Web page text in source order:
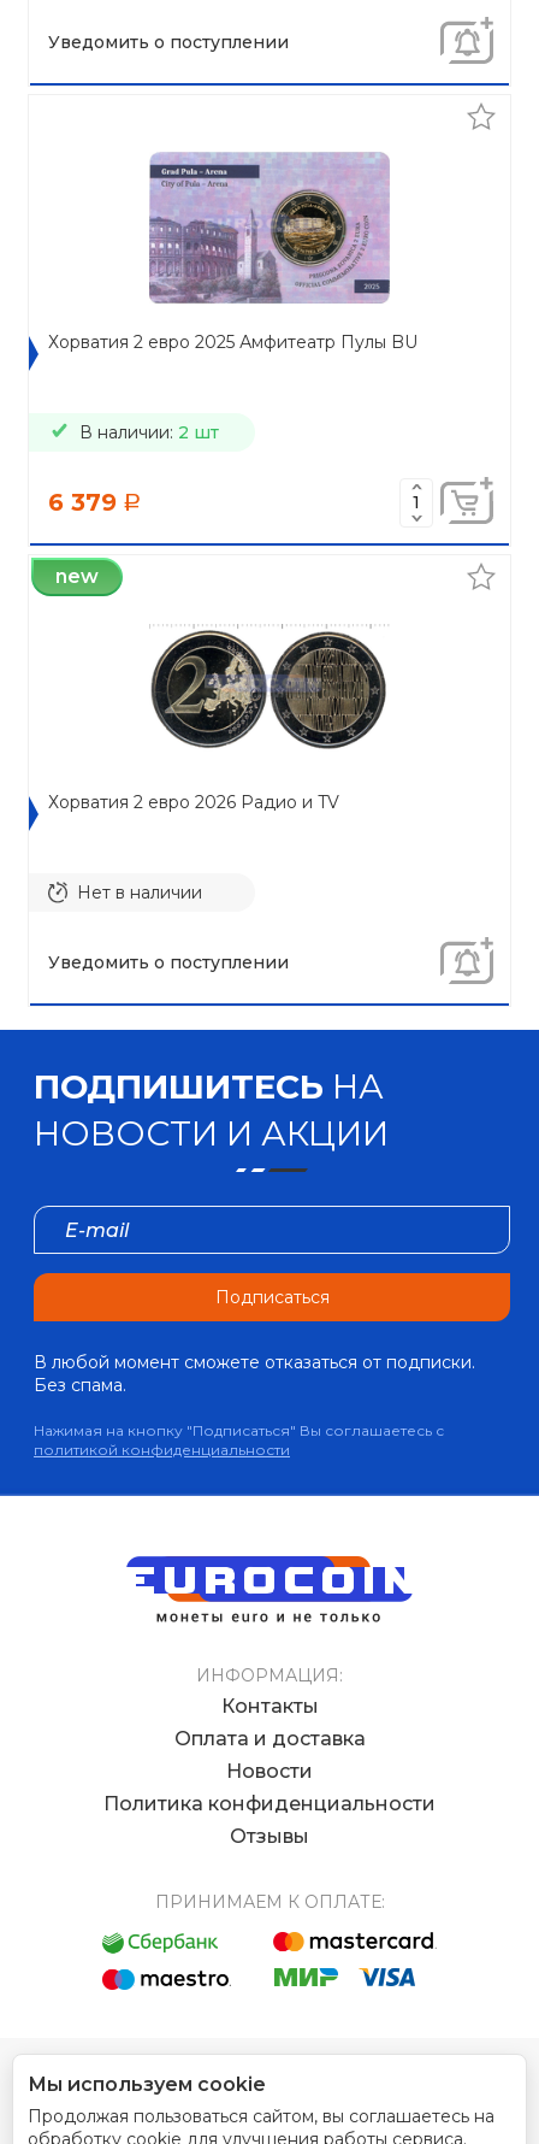
Уведомить о поступлении
Хорватия 2 евро 2025 Амфитеатр Пулы BU
В наличии: 2 шт
6 379 a
new
Хорватия 2 евро 2026 Радио и TV
Нет в наличии
Уведомить о поступлении
ПОДПИШИТЕСЬ НА
НОВОСТИ И АКЦИИ
Подписаться
В любой момент сможете отказаться от подписки.
Без спама.
Нажимая на кнопку "Подписаться" Вы соглашаетесь с
политикой конфиденциальности
ИНФОРМАЦИЯ:
Контакты
Оплата и доставка
Новости
Политика конфиденциальности
Отзывы
ПРИНИМАЕМ К ОПЛАТЕ:
© 2012 - 2026 Интернет магазин EUROCOIN
Дизайн сайта
Мы используем cookie
Продолжая пользоваться сайтом, вы соглашаетесь на
обработку cookie для улучшения работы сервиса.